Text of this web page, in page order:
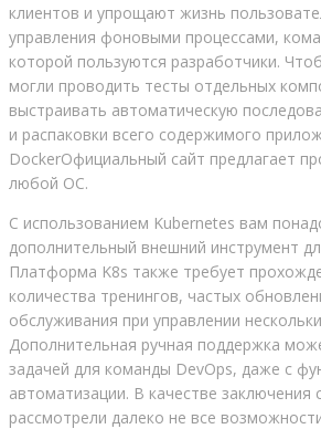
клиентов и упрощают жизнь
управления фоновыми процессами,
которой пользуются разработчики.
могли проводить тесты отдельных
выстраивать автоматическую
и распаковки всего содержимого
DockerОфициальный сайт предлагает
любой ОС.
С использованием Kubernetes вам
дополнительный внешний инструмент
Платформа K8s также требует
количества тренингов, частых
обслуживания при управлении
Дополнительная ручная поддержка
задачей для команды DevOps, даже с
автоматизации. В качестве заключения
рассмотрели далеко не все